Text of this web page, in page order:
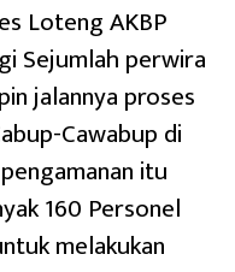
Loteng AKBP
Sejumlah perwira
jalannya proses
Cawabup di
itu
160 Personel
melakukan